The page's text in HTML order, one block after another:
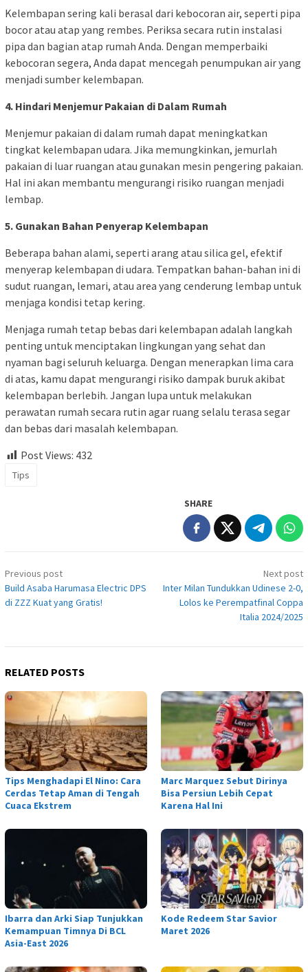
Kelembapan sering kali berasal dari kebocoran air, seperti pipa
bocor atau atap yang rembes. Periksa secara rutin instalasi
pipa dan bagian atap rumah Anda. Dengan memperbaiki
kebocoran segera, Anda dapat mencegah penumpukan air yang
menjadi sumber kelembapan.
4. Hindari Menjemur Pakaian di Dalam Rumah
Menjemur pakaian di dalam rumah dapat meningkatkan
tingkat kelembapan udara. Jika memungkinkan, jemurlah
pakaian di luar ruangan atau gunakan mesin pengering pakaian.
Hal ini akan membantu mengurangi risiko ruangan menjadi
lembap.
5. Gunakan Bahan Penyerap Kelembapan
Beberapa bahan alami, seperti arang atau silica gel, efektif
menyerap kelembapan di udara. Tempatkan bahan-bahan ini di
sudut ruangan, lemari, atau area yang cenderung lembap untuk
menjaga kondisi tetap kering.
Menjaga rumah tetap bebas dari kelembapan adalah langkah
penting untuk menciptakan lingkungan yang sehat dan
nyaman bagi seluruh keluarga. Dengan menerapkan lima cara
di atas, kamu dapat mengurangi risiko dampak buruk akibat
kelembapan berlebih. Jangan lupa untuk melakukan
perawatan rumah secara rutin agar ruang selalu terasa segar
dan bebas dari masalah kelembapan.
Post Views: 432
Tips
SHARE
Post
navigation
Previous post
Build Asaba Harumasa Electric DPS
di ZZZ Kuat yang Gratis!
Next post
Inter Milan Tundukkan Udinese 2-0,
Lolos ke Perempatfinal Coppa
Italia 2024/2025
RELATED POSTS
Tips Menghadapi El Nino: Cara
Cerdas Tetap Aman di Tengah
Cuaca Ekstrem
Marc Marquez Sebut Dirinya
Bisa Persiun Lebih Cepat
Karena Hal Ini
Ibarra dan Arki Siap Tunjukkan
Kemampuan Timnya Di BCL
Asia-East 2026
Kode Redeem Star Savior
Maret 2026